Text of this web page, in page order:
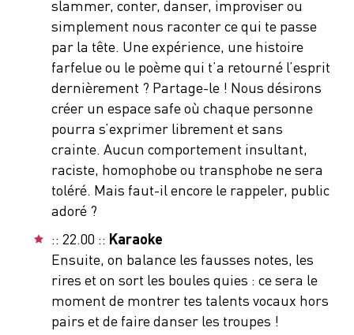
slammer, conter, danser, improviser ou
simplement nous raconter ce qui te passe
par la tête. Une expérience, une histoire
farfelue ou le poème qui t’a retourné l’esprit
dernièrement ? Partage-le ! Nous désirons
créer un espace safe où chaque personne
pourra s’exprimer librement et sans
crainte. Aucun comportement insultant,
raciste, homophobe ou transphobe ne sera
toléré. Mais faut-il encore le rappeler, public
adoré ?
:: 22.00 :: Karaoke
Ensuite, on balance les fausses notes, les
rires et on sort les boules quies : ce sera le
moment de montrer tes talents vocaux hors
pairs et de faire danser les troupes !